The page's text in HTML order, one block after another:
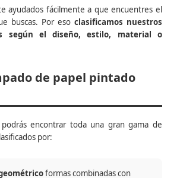
ayudados fácilmente a que encuentres el
buscas. Por eso clasificamos nuestros
según el diseño, estilo, material o
de papel pintado
encontrar toda una gran gama de
por:
formas combinadas con